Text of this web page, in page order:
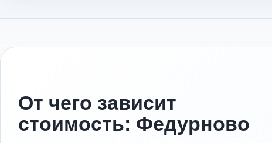
От чего зависит
стоимость: Федурново